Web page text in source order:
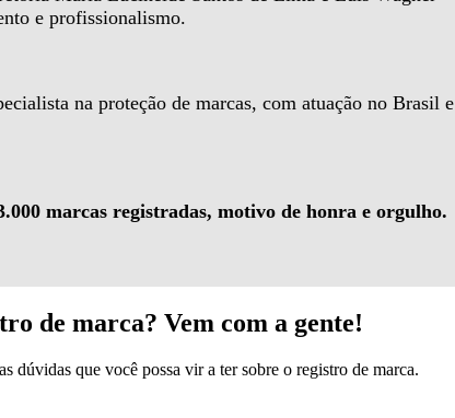
e profissionalismo.
na proteção de marcas, com atuação no Brasil e
marcas registradas, motivo de honra e orgulho.
de marca? Vem com a gente!
dúvidas que você possa vir a ter sobre o registro de marca.